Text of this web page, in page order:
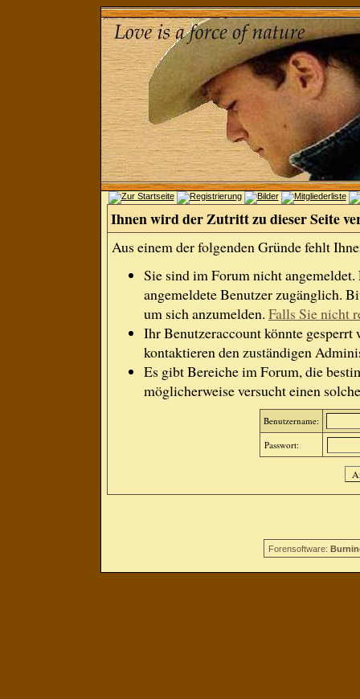
Ihnen wird der Zutritt zu dieser Seite
Aus einem der folgenden Gründe fehlt
Sie sind im Forum nicht
angemeldete Benutzer zugänglich.
um sich anzumelden. Falls Sie nicht
Ihr Benutzeraccount könnte gesperrt
kontaktieren den zuständigen
Es gibt Bereiche im Forum, die
möglicherweise versucht einen
Benutzername:
Passwort:
Forensoftware: